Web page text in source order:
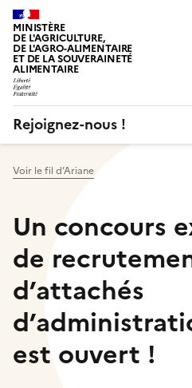
MINISTÈRE
DE L'AGRICULTURE,
DE L'AGRO-ALIMENTAIRE
ET DE LA SOUVERAINETÉ
ALIMENTAIRE
Rejoignez-nous !
Voir le fil d’Ariane
Un concours
de
d’attachés
est ouvert !